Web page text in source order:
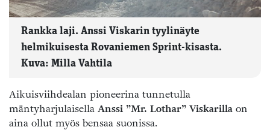
Rankka laji. Anssi Viskarin tyylinäyte
helmikuisesta Rovaniemen Sprint-kisasta.
Kuva: Milla Vahtila
Aikuisviihdealan pioneerina tunnetulla
mäntyharjulaisella Anssi ”Mr. Lothar” Viskarilla on
aina ollut myös bensaa suonissa.